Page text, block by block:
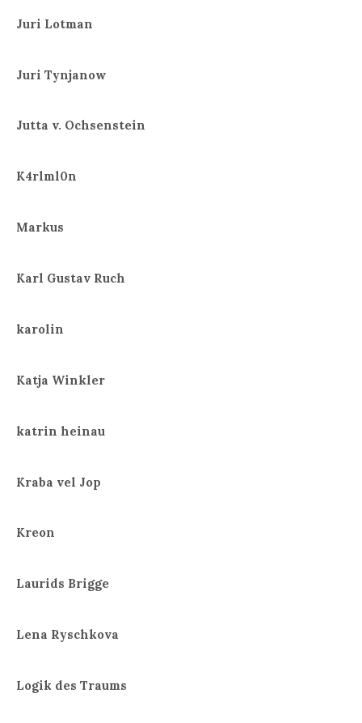
Juri Lotman
Juri Tynjanow
Jutta v. Ochsenstein
K4rlml0n
Markus
Karl Gustav Ruch
karolin
Katja Winkler
katrin heinau
Kraba vel Jop
Kreon
Laurids Brigge
Lena Ryschkova
Logik des Traums